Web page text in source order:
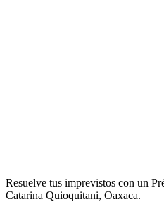
Resuelve tus imprevistos con un
Catarina Quioquitani, Oaxaca.